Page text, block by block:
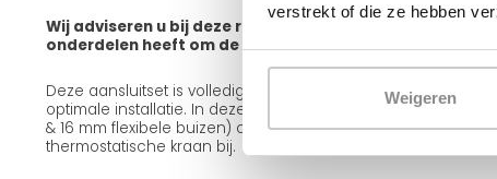
verstrekt of die ze hebben
Weigeren
Wij adviseren u bij deze radiator een aansluitset mee te
onderdelen heeft om de radiator op te hangen en aan
Deze aansluitset is volledig passend bij deze radiator en
optimale installatie. In deze set zitten alle onderdelen
& 16 mm flexibele buizen) om de radiator aan te sluiten.
thermostatische kraan bij.